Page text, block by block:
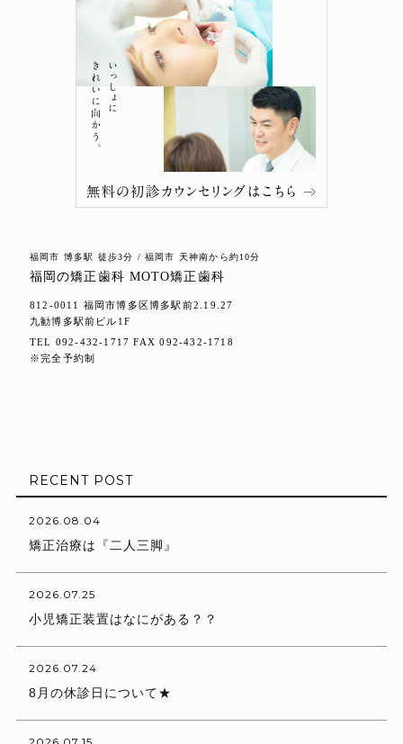
福岡市 博多駅 徒歩3分 / 福岡市 天神南から約10分
福岡の矯正歯科 MOTO矯正歯科
812-0011 福岡市博多区博多駅前2.19.27
九勧博多駅前ビル1F
TEL 092-432-1717 FAX 092-432-1718
※完全予約制
RECENT POST
2026.08.04
矯正治療は『二人三脚』
2026.07.25
小児矯正装置はなにがある？？
2026.07.24
8月の休診日について★